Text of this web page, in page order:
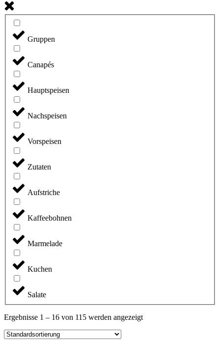
Gruppen
Canapés
Hauptspeisen
Nachspeisen
Vorspeisen
Zutaten
Aufstriche
Kaffeebohnen
Marmelade
Kuchen
Salate
Ergebnisse 1 – 16 von 115 werden angezeigt